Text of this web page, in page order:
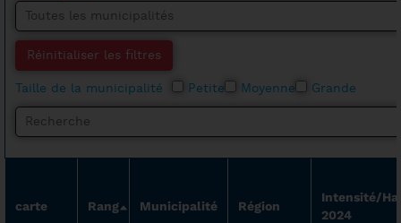
Réinitialiser les filtres
Taille de la municipalité Petite Moyenne
Grande
Search
carte Rang Municipalité Région
Intensité/
2024